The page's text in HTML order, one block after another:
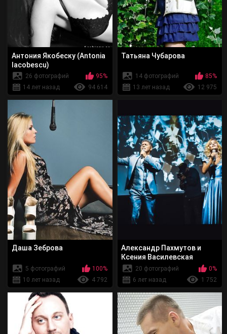
Антония Якобеску (Antonia
Iacobescu)
26 фотографий
95%
14 лет назад
94 614
Татьяна Чубарова
14 фотографий
85%
13 лет назад
12 975
Даша Зеброва
5 фотографий
100%
10 лет назад
4 792
Александр Пахмутов и
Ксения Василевская
20 фотографий
0%
6 лет назад
1 752